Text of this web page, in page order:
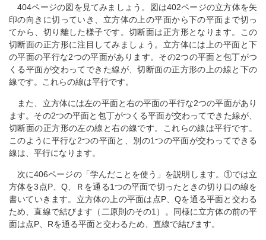
404ページの図を見てみましょう。図は402ページの立方体を矢
印の向きに切っていき、立方体の上の平面から下の平面まで切っ
てから、切り離した様子です。切断面は正方形となります。この
切断面の正方形に注目してみましょう。立方体には上の平面と下
の平面の平行な2つの平面があります。その2つの平面と包丁がつ
くる平面が交わってできた線が、切断面の正方形の上の線と下の
線です。これらの線は平行です。
また、立方体には左の平面と右の平面の平行な2つの平面があり
ます。その2つの平面と包丁がつくる平面が交わってできた線が、
切断面の正方形の左の線と右の線です。これらの線は平行です。
このように平行な2つの平面と、別の1つの平面が交わってできる
線は、平行になります。
次に406ページの「学んだことを使う」を説明します。①では立
方体を3点P、Q、Ｒを通る1つの平面で切ったときの切り口の線を
書いていきます。立方体の上の平面は点P、Qを通る平面と交わる
ため、直線で結びます（二原則のその1）。同様に立方体の前の平
面は点P、Rを通る平面と交わるため、直線で結びます。